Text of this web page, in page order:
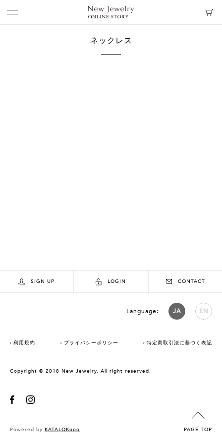
ネックレス
SIGN UP LOGIN CONTACT
Language: JA EN
利用規約 プライバシーポリシー 特定商取引法に基づく表記
Copyright © 2018 New Jewelry. All right reserved.
Powered by KATALOKooo PAGE TOP